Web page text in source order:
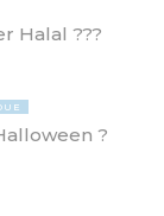
Halal ???
?